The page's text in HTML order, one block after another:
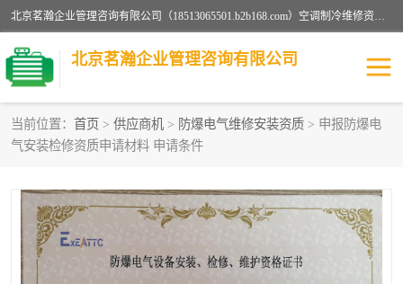
北京茗瀚企业管理咨询有限公司（18513065501.b2b168.com）空调制冷维修资质,油烟管道清洗资质,清洗行业资质公司秉承“顾客至上，锐意进缺的经营理念，我们提供高质量的产品，坚持“客户”的原则为广大客户提供贴心服务。如果你对公司的产品感兴趣，可以联系高经理，我们会用好的产品和服务让您满意。
北京茗瀚企业管理咨询有限公司
当前位置： 首页 > 供应商机 > 防爆电气维修安装资质 > 申报防爆电
气安装检修资质申请材料 申请条件
烟道清洗资质
清洗资质 认证服务
防爆电气维修安装资质 空调制冷维修安装资质